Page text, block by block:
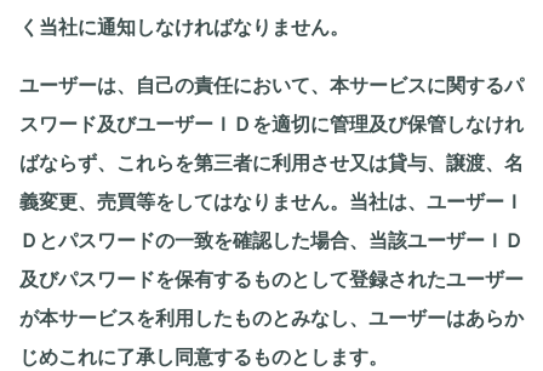
く当社に通知しなければなりません。
ユーザーは、自己の責任において、本サービスに関するパ
スワード及びユーザーＩＤを適切に管理及び保管しなけれ
ばならず、これらを第三者に利用させ又は貸与、譲渡、名
義変更、売買等をしてはなりません。当社は、ユーザーＩ
Ｄとパスワードの一致を確認した場合、当該ユーザーＩＤ
及びパスワードを保有するものとして登録されたユーザー
が本サービスを利用したものとみなし、ユーザーはあらか
じめこれに了承し同意するものとします。